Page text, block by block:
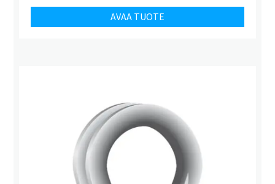
AVAA TUOTE